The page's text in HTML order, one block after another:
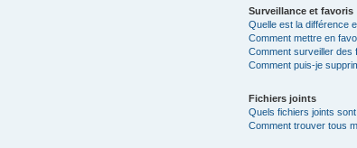
Surveillance et favoris
Quelle est la différence
Comment mettre en
Comment surveiller des
Comment puis-je
Fichiers joints
Quels fichiers joints
Comment trouver tous